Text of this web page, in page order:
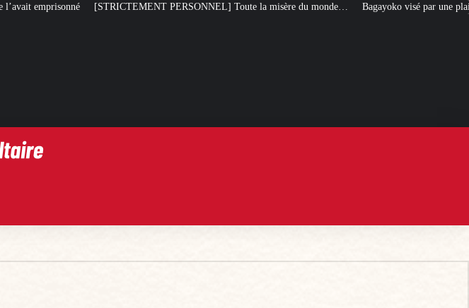
[STRICTEMENT PERSONNEL] Toute la misère du monde… Bagayoko visé par une plainte pour emploi fictif